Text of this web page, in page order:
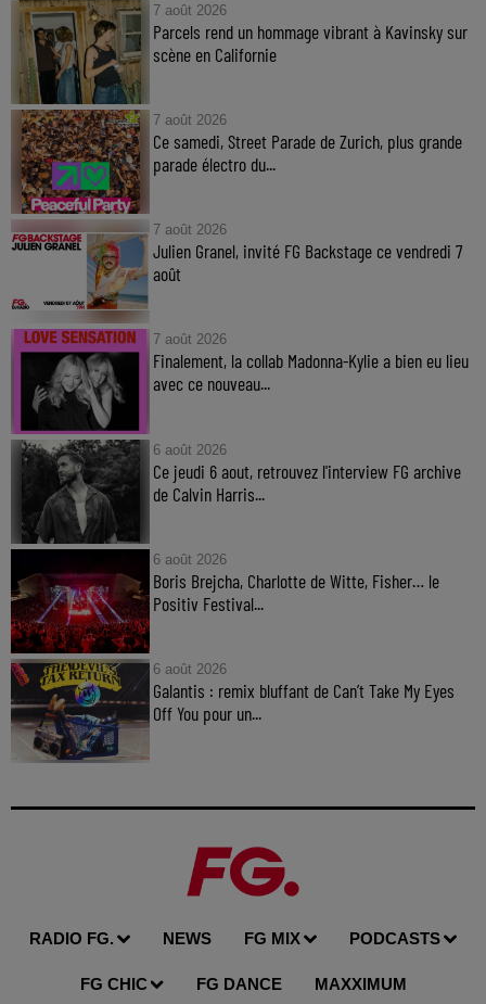
7 août 2026
Parcels rend un hommage vibrant à Kavinsky sur
scène en Californie
7 août 2026
Ce samedi, Street Parade de Zurich, plus grande
parade électro du...
7 août 2026
Julien Granel, invité FG Backstage ce vendredi 7
août
7 août 2026
Finalement, la collab Madonna-Kylie a bien eu lieu
avec ce nouveau...
6 août 2026
Ce jeudi 6 aout, retrouvez l'interview FG archive
de Calvin Harris...
6 août 2026
Boris Brejcha, Charlotte de Witte, Fisher… le
Positiv Festival...
6 août 2026
Galantis : remix bluffant de Can’t Take My Eyes
Off You pour un...
RADIO FG. NEWS FG MIX PODCASTS
FG CHIC FG DANCE MAXXIMUM